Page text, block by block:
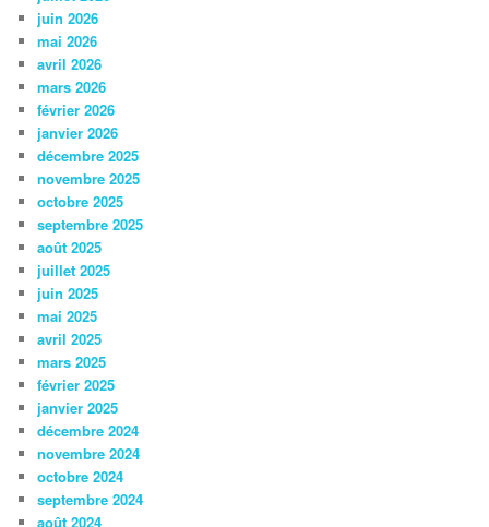
juin 2026
mai 2026
avril 2026
mars 2026
février 2026
janvier 2026
décembre 2025
novembre 2025
octobre 2025
septembre 2025
août 2025
juillet 2025
juin 2025
mai 2025
avril 2025
mars 2025
février 2025
janvier 2025
décembre 2024
novembre 2024
octobre 2024
septembre 2024
août 2024